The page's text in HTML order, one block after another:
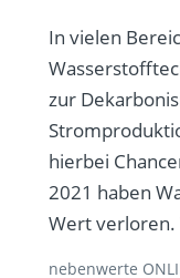
In vielen
zur
hierbei
2021 haben
Wert
nebenwerte